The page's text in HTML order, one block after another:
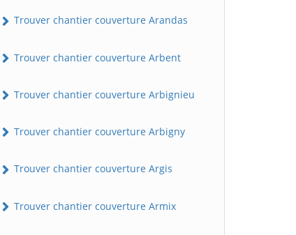
Trouver chantier couverture Arandas
Trouver chantier couverture Arbent
Trouver chantier couverture Arbignieu
Trouver chantier couverture Arbigny
Trouver chantier couverture Argis
Trouver chantier couverture Armix